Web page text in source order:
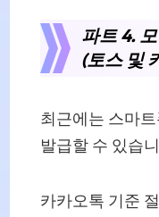
파트 4.
(토스 및
최근에는 스마
발급할 수 있습
카카오톡 기준